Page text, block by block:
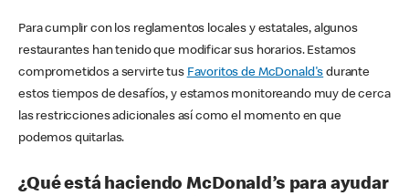
Para cumplir con los reglamentos locales y estatales, algunos
restaurantes han tenido que modificar sus horarios. Estamos
comprometidos a servirte tus Favoritos de McDonald's durante
estos tiempos de desafíos, y estamos monitoreando muy de cerca
las restricciones adicionales así como el momento en que
podemos quitarlas.
¿Qué está haciendo McDonald’s para ayudar